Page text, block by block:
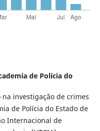
de Polícia do
investigação de crimes
de Polícia do Estado de
Internacional de